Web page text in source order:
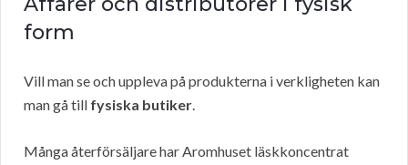
form
Vill man se och uppleva på produkterna i verkligheten kan
man gå till fysiska butiker.
Många återförsäljare har Aromhuset läskkoncentrat